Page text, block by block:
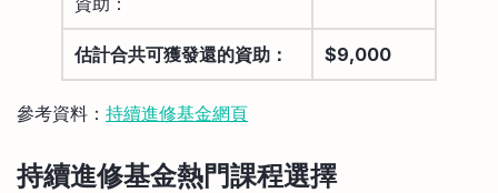
估計合共可獲發還的資助： $9,000
參考資料： 持續進修基金網頁
持續進修基金熱門課程選擇